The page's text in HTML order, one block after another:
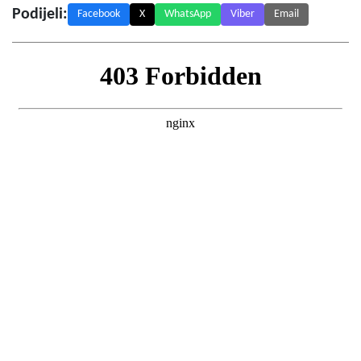
Podijeli: Facebook X WhatsApp Viber Email